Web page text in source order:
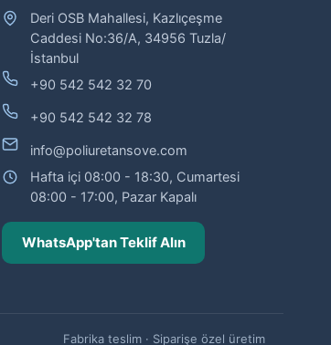
Deri OSB Mahallesi, Kazlıçeşme
Caddesi No:36/A, 34956 Tuzla/
İstanbul
+90 542 542 32 70
+90 542 542 32 78
info@poliuretansove.com
Hafta içi 08:00 - 18:30, Cumartesi
08:00 - 17:00, Pazar Kapalı
WhatsApp'tan Teklif Alın
Fabrika teslim · Siparişe özel üretim